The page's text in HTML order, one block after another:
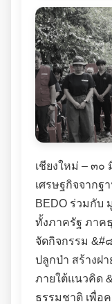
เชียงใหม่ – ๓
เศรษฐกิจจาก
BEDO ร่วมกับ
ทั้งภาครัฐ ภาค
จัดกิจกรรม &#
ปลูกป่า สร้างฝ
ภายใต้แนวคิด
ธรรมชาติ เพื่อ